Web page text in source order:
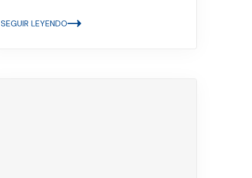
SEGUIR LEYENDO